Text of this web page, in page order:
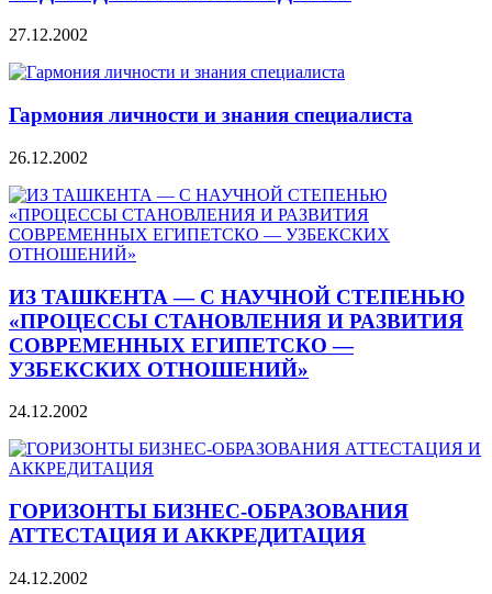
27.12.2002
Гармония личности и знания специалиста
26.12.2002
ИЗ ТАШКЕНТА — С НАУЧНОЙ СТЕПЕНЬЮ
«ПРОЦЕССЫ СТАНОВЛЕНИЯ И РАЗВИТИЯ
СОВРЕМЕННЫХ ЕГИПЕТСКО —
УЗБЕКСКИХ ОТНОШЕНИЙ»
24.12.2002
ГОРИЗОНТЫ БИЗНЕС-ОБРАЗОВАНИЯ
АТТЕСТАЦИЯ И АККРЕДИТАЦИЯ
24.12.2002